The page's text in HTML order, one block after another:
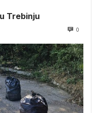
Trebinju
0